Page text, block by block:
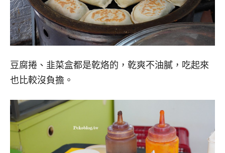
豆腐捲、韭菜盒都是乾烙的，乾爽不油膩，吃起來
也比較沒負擔。